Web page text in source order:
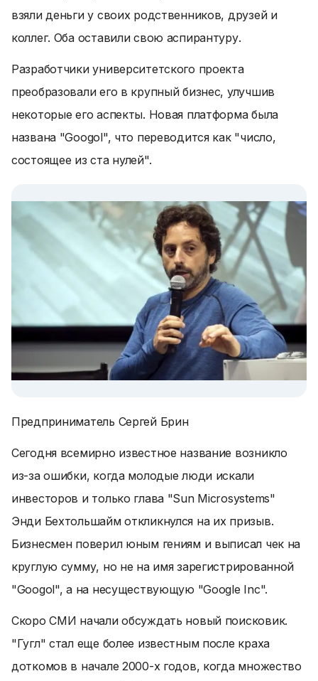
взяли деньги у своих родственников, друзей и
коллег. Оба оставили свою аспирантуру.
Разработчики университетского проекта
преобразовали его в крупный бизнес, улучшив
некоторые его аспекты. Новая платформа была
названа "Googol", что переводится как "число,
состоящее из ста нулей".
Предприниматель Сергей Брин
Сегодня всемирно известное название возникло
из-за ошибки, когда молодые люди искали
инвесторов и только глава "Sun Microsystems"
Энди Бехтольшайм откликнулся на их призыв.
Бизнесмен поверил юным гениям и выписал чек на
круглую сумму, но не на имя зарегистрированной
"Googol", а на несуществующую "Google Inc".
Скоро СМИ начали обсуждать новый поисковик.
"Гугл" стал еще более известным после краха
доткомов в начале 2000-х годов, когда множество